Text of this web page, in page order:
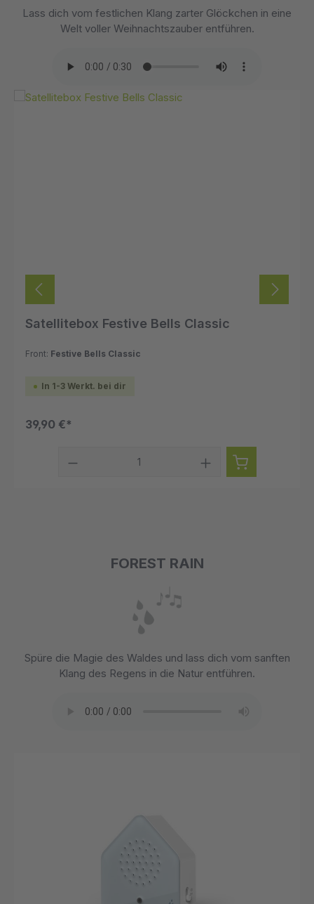
Lass dich vom festlichen Klang zarter Glöckchen in eine
Welt voller Weihnachtszauber entführen.
Satellitebox Festive Bells Classic
Front: Festive Bells Classic
In 1-3 Werkt. bei dir
39,90 €*
FOREST RAIN
Spüre die Magie des Waldes und lass dich vom sanften
Klang des Regens in die Natur entführen.